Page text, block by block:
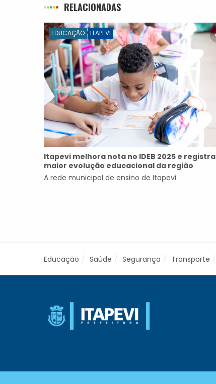
RELACIONADAS
EDUCAÇÃO ITAPEVI
Itapevi melhora nota no IDEB 2025 e registra
maior evolução educacional da região
A rede municipal de ensino de Itapevi
Educação Saúde Segurança Transporte